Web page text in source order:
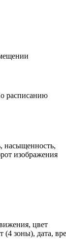
расписанию
насыщенность,
изображения
цвет
(4 зоны), дата,